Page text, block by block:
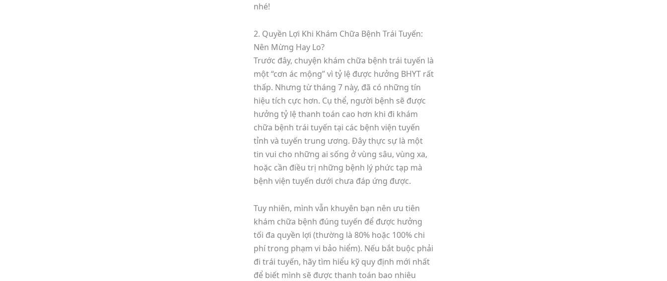
nhé!
2. Quyền Lợi Khi Khám Chữa Bệnh Trái Tuyến:
Nên Mừng Hay Lo?
Trước đây, chuyện khám chữa bệnh trái tuyến là
một “cơn ác mộng” vì tỷ lệ được hưởng BHYT rất
thấp. Nhưng từ tháng 7 này, đã có những tín
hiệu tích cực hơn. Cụ thể, người bệnh sẽ được
hưởng tỷ lệ thanh toán cao hơn khi đi khám
chữa bệnh trái tuyến tại các bệnh viện tuyến
tỉnh và tuyến trung ương. Đây thực sự là một
tin vui cho những ai sống ở vùng sâu, vùng xa,
hoặc cần điều trị những bệnh lý phức tạp mà
bệnh viện tuyến dưới chưa đáp ứng được.
Tuy nhiên, mình vẫn khuyên bạn nên ưu tiên
khám chữa bệnh đúng tuyến để được hưởng
tối đa quyền lợi (thường là 80% hoặc 100% chi
phí trong phạm vi bảo hiểm). Nếu bắt buộc phải
đi trái tuyến, hãy tìm hiểu kỹ quy định mới nhất
để biết mình sẽ được thanh toán bao nhiêu